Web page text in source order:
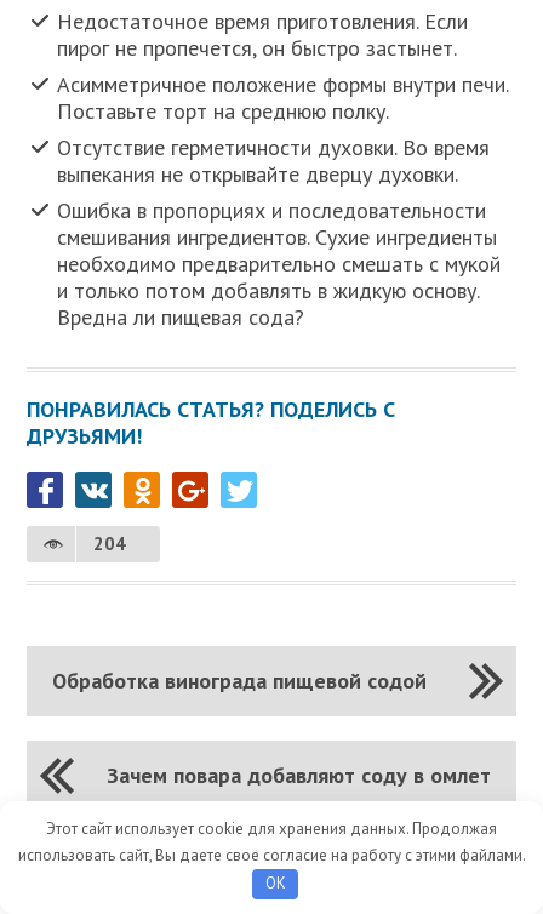
Недостаточное время приготовления. Если
пирог не пропечется, он быстро застынет.
Асимметричное положение формы внутри печи.
Поставьте торт на среднюю полку.
Отсутствие герметичности духовки. Во время
выпекания не открывайте дверцу духовки.
Ошибка в пропорциях и последовательности
смешивания ингредиентов. Сухие ингредиенты
необходимо предварительно смешать с мукой
и только потом добавлять в жидкую основу.
Вредна ли пищевая сода?
ПОНРАВИЛАСЬ СТАТЬЯ? ПОДЕЛИСЬ С
ДРУЗЬЯМИ!
204
Обработка винограда пищевой содой
Зачем повара добавляют соду в омлет
Этот сайт использует cookie для хранения данных. Продолжая
использовать сайт, Вы даете свое согласие на работу с этими файлами.
OK